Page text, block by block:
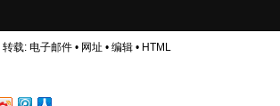
转载: 电子邮件• 网址 • 编辑• HTML